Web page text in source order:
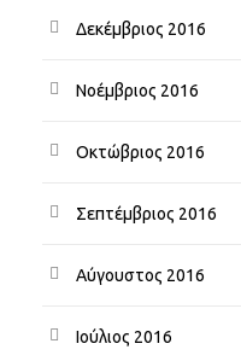
Δεκέμβριος 2016
Νοέμβριος 2016
Οκτώβριος 2016
Σεπτέμβριος 2016
Αύγουστος 2016
Ιούλιος 2016